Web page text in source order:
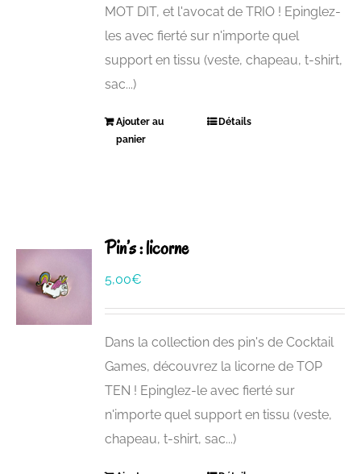
MOT DIT, et l'avocat de TRIO ! Epinglez-
les avec fierté sur n'importe quel
support en tissu (veste, chapeau, t-shirt,
sac...)
Ajouter au
panier
Détails
Pin’s : licorne
5,00€
Dans la collection des pin's de Cocktail
Games, découvrez la licorne de TOP
TEN ! Epinglez-le avec fierté sur
n'importe quel support en tissu (veste,
chapeau, t-shirt, sac...)